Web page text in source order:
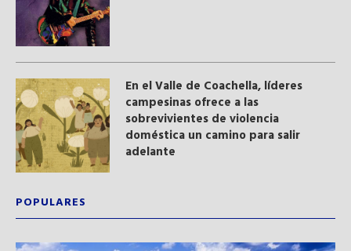
En el Valle de Coachella, líderes
campesinas ofrece a las
sobrevivientes de violencia
doméstica un camino para salir
adelante
POPULARES